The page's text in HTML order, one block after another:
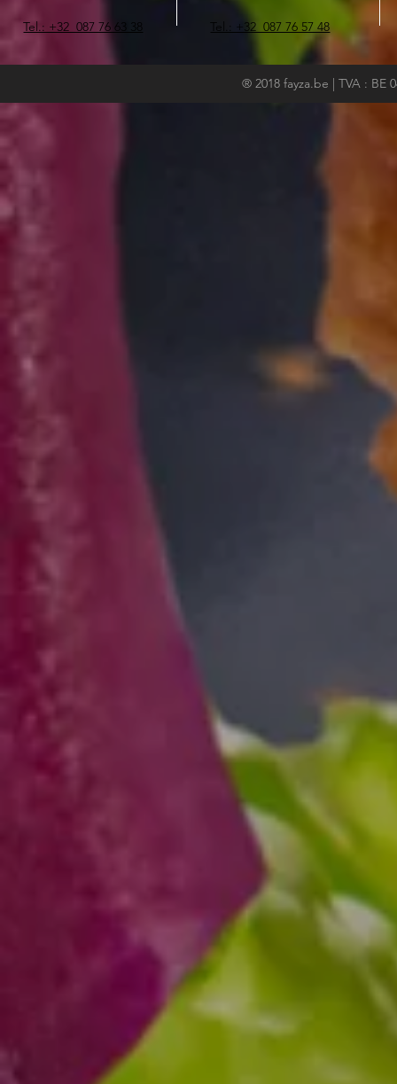
Tel.: +32 087 76 63 38 Tel.: +32 087 76 57 48
® 2018 fayza.be | TVA : BE